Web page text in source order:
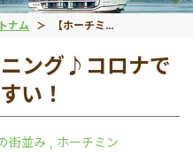
ナム 【ホーチミン】ランニング♪コロナで空いてる今は走りやすい！
ニング♪コロナで
い！
街並み , ホーチミン